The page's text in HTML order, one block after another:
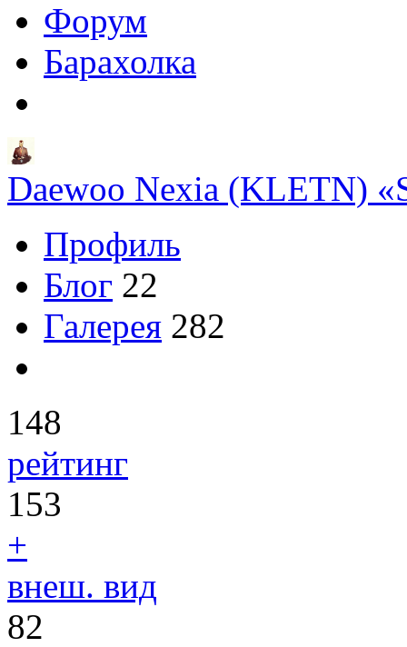
Форум
Барахолка
Daewoo Nexia (KLETN)
Профиль
Блог 22
Галерея 282
148
рейтинг
153
+
внеш. вид
82